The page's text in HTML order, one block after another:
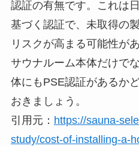
認証の有無です。これは
基づく認証で、未取得の
リスクが高まる可能性が
サウナルーム本体だけで
体にもPSE認証があるか
おきましょう。
引用元： https://sauna-
study/cost-of-installing-a-